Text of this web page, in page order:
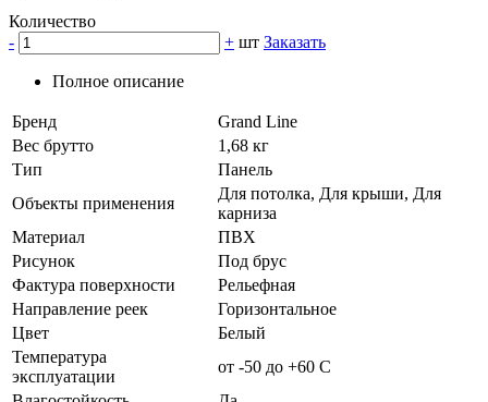
Количество
-
+ шт Заказать
Полное описание
Бренд
Grand Line
Вес брутто
1,68 кг
Тип
Панель
Объекты применения
Для потолка, Для крыши, Для
карниза
Материал
ПВХ
Рисунок
Под брус
Фактура поверхности
Рельефная
Направление реек
Горизонтальное
Цвет
Белый
Температура
эксплуатации
от -50 до +60 C